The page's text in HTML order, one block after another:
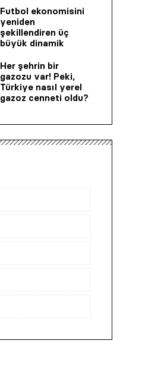
Futbol ekonomisini
yeniden
şekillendiren üç
büyük dinamik
Her şehrin bir
gazozu var! Peki,
Türkiye nasıl yerel
gazoz cenneti oldu?